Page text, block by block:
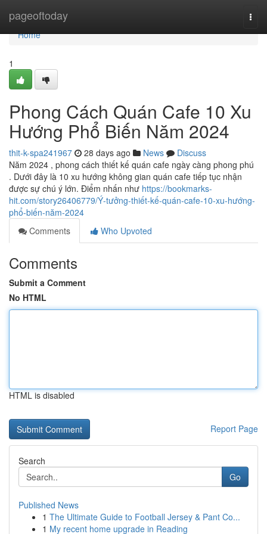
pageoftoday
Home
Home
1
Phong Cách Quán Cafe 10 Xu
Hướng Phổ Biến Năm 2024
thit-k-spa241967 28 days ago News
Discuss
Năm 2024 , phong cách thiết kế quán cafe ngày càng phong phú
. Dưới đây là 10 xu hướng không gian quán cafe tiếp tục nhận
được sự chú ý lớn. Điểm nhấn như https://bookmarks-
hit.com/story26406779/Ý-tưởng-thiết-kế-quán-cafe-10-xu-hướng-
phổ-biến-năm-2024
Comments
Who Upvoted
Comments
Submit a Comment
No HTML
HTML is disabled
Report Page
Search
Go
Published News
1 The Ultimate Guide to Football Jersey & Pant Co...
1 My recent home upgrade in Reading